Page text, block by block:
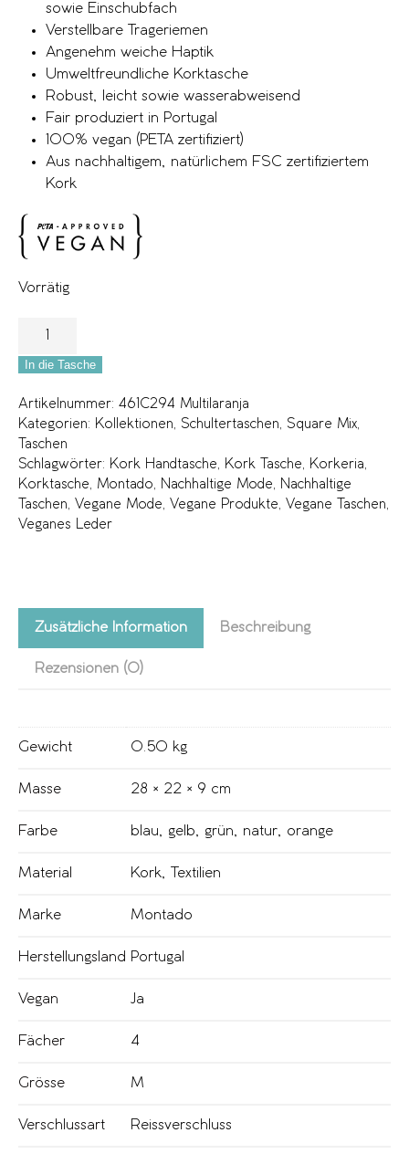
sowie Einschubfach
Verstellbare Trageriemen
Angenehm weiche Haptik
Umweltfreundliche Korktasche
Robust, leicht sowie wasserabweisend
Fair produziert in Portugal
100% vegan (PETA zertifiziert)
Aus nachhaltigem, natürlichem FSC zertifiziertem
Kork
Vorrätig
In die Tasche
Artikelnummer: 461C294 Multilaranja
Kategorien: Kollektionen, Schultertaschen, Square Mix,
Taschen
Schlagwörter: Kork Handtasche, Kork Tasche, Korkeria,
Korktasche, Montado, Nachhaltige Mode, Nachhaltige
Taschen, Vegane Mode, Vegane Produkte, Vegane Taschen,
Veganes Leder
Zusätzliche Information Beschreibung
Rezensionen (0)
Gewicht 0.50 kg
Masse 28 × 22 × 9 cm
Farbe blau gelb grün natur orange
Material Kork Textilien
Marke Montado
Herstellungsland Portugal
Vegan Ja
Fächer 4
Grösse M
Verschlussart Reissverschluss